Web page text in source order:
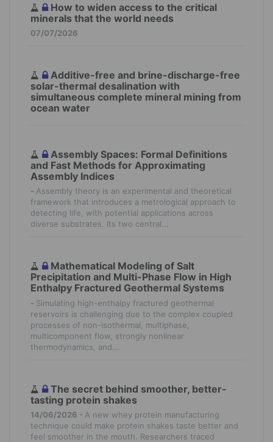
How to widen access to the critical
minerals that the world needs
07/07/2026
Additive-free and brine-discharge-free
solar-thermal desalination with
simultaneous complete mineral mining from
ocean water
Assembly Spaces: Formal Definitions
and Fast Methods for Approximating
Assembly Indices
- Assembly theory is an experimental and theoretical
framework that introduces a metrological approach to
detecting life, with potential applications across
diverse substrates. Its two central...
Mathematical Modeling of Salt
Precipitation and Multi-Phase Flow in High
Enthalpy Fractured Geothermal Systems
- Simulating high-enthalpy fractured geothermal
reservoirs is challenging due to the complex coupled
processes of non-isothermal, multiphase,
multicomponent flow, strongly nonlinear
thermodynamics, and...
The secret behind smoother, better-
tasting protein shakes
14/06/2026 - A new whey protein manufacturing
technique could make protein shakes taste better and
feel smoother in the mouth. Researchers traced